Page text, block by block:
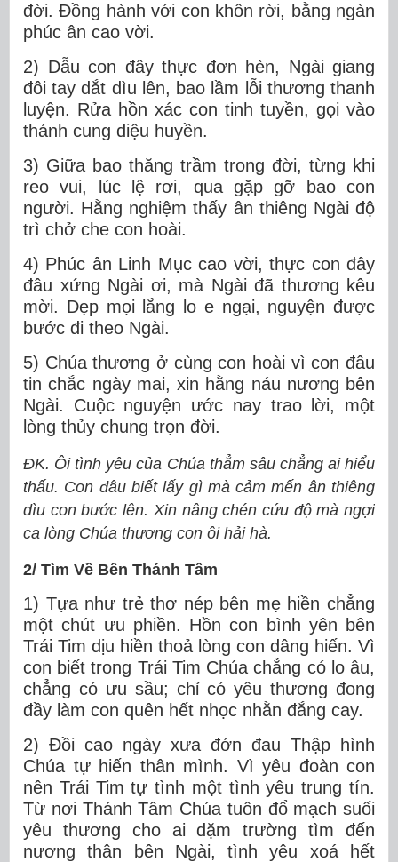
đời. Đồng hành với con khôn rời, bằng ngàn
phúc ân cao vời.
2) Dẫu con đây thực đơn hèn, Ngài giang
đôi tay dắt dìu lên, bao lầm lỗi thương thanh
luyện. Rửa hồn xác con tinh tuyền, gọi vào
thánh cung diệu huyền.
3) Giữa bao thăng trầm trong đời, từng khi
reo vui, lúc lệ rơi, qua gặp gỡ bao con
người. Hằng nghiệm thấy ân thiêng Ngài độ
trì chở che con hoài.
4) Phúc ân Linh Mục cao vời, thực con đây
đâu xứng Ngài ơi, mà Ngài đã thương kêu
mời. Dẹp mọi lắng lo e ngại, nguyện được
bước đi theo Ngài.
5) Chúa thương ở cùng con hoài vì con đâu
tin chắc ngày mai, xin hằng náu nương bên
Ngài. Cuộc nguyện ước nay trao lời, một
lòng thủy chung trọn đời.
ĐK. Ôi tình yêu của Chúa thẳm sâu chẳng ai hiểu
thấu. Con đâu biết lấy gì mà cảm mến ân thiêng
dìu con bước lên. Xin nâng chén cứu độ mà ngợi
ca lòng Chúa thương con ôi hải hà.
2/ Tìm Về Bên Thánh Tâm
1) Tựa như trẻ thơ nép bên mẹ hiền chẳng
một chút ưu phiền. Hồn con bình yên bên
Trái Tim dịu hiền thoả lòng con dâng hiến. Vì
con biết trong Trái Tim Chúa chẳng có lo âu,
chẳng có ưu sầu; chỉ có yêu thương đong
đầy làm con quên hết nhọc nhằn đắng cay.
2) Đồi cao ngày xưa đớn đau Thập hình
Chúa tự hiến thân mình. Vì yêu đoàn con
nên Trái Tim tự tình một tình yêu trung tín.
Từ nơi Thánh Tâm Chúa tuôn đổ mạch suối
yêu thương cho ai dặm trường tìm đến
nương thân bên Ngài, tình yêu xoá hết